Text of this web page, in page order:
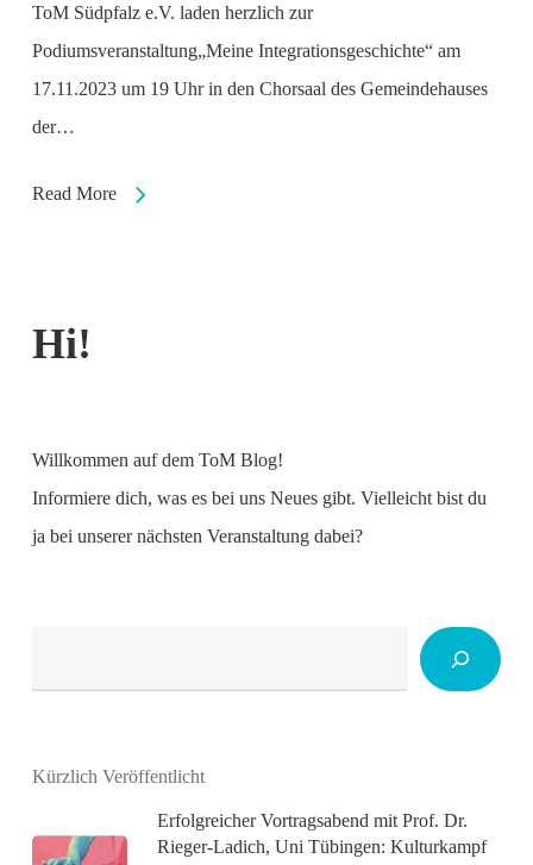
ToM Südpfalz e.V. laden herzlich zur
Podiumsveranstaltung„Meine Integrationsgeschichte“ am
17.11.2023 um 19 Uhr in den Chorsaal des Gemeindehauses
der…
Read More
Hi!
Willkommen auf dem ToM Blog!
Informiere dich, was es bei uns Neues gibt. Vielleicht bist du
ja bei unserer nächsten Veranstaltung dabei?
Kürzlich Veröffentlicht
Erfolgreicher Vortragsabend mit Prof. Dr.
Rieger-Ladich, Uni Tübingen: Kulturkampf